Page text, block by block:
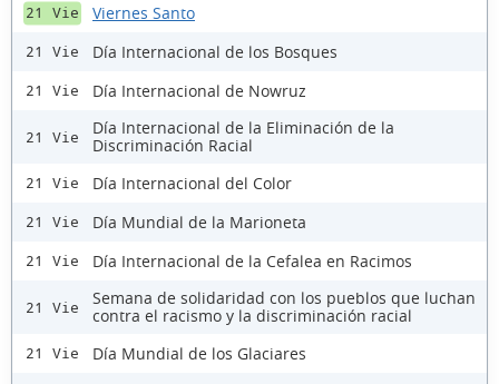
21 Vie Viernes Santo
21 Vie Día Internacional de los Bosques
21 Vie Día Internacional de Nowruz
21 Vie
Día Internacional de la Eliminación de la
Discriminación Racial
21 Vie Día Internacional del Color
21 Vie Día Mundial de la Marioneta
21 Vie Día Internacional de la Cefalea en Racimos
21 Vie
Semana de solidaridad con los pueblos que luchan
contra el racismo y la discriminación racial
21 Vie Día Mundial de los Glaciares